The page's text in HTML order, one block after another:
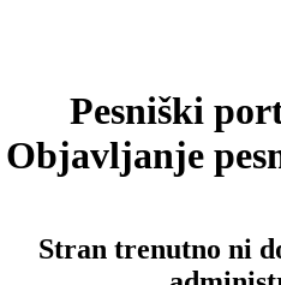
Pesniški
Objavljanje
Stran trenutno ni